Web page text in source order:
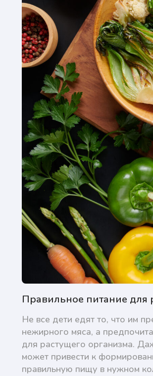
Правильное питание для
Не все дети едят то, что им
нежирного мяса, а
для растущего организма.
может привести к
правильную пищу в нужном